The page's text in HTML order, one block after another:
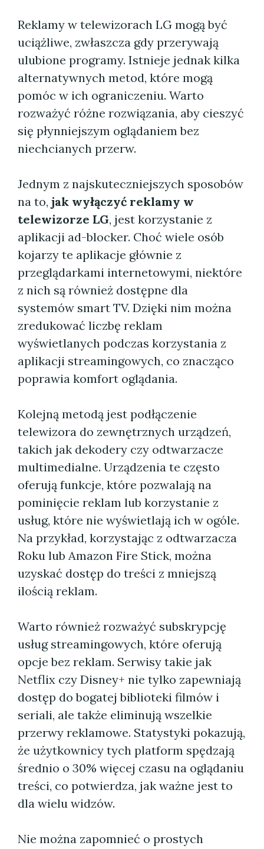
Reklamy w telewizorach LG mogą być
uciążliwe, zwłaszcza gdy przerywają
ulubione programy. Istnieje jednak kilka
alternatywnych metod, które mogą
pomóc w ich ograniczeniu. Warto
rozważyć różne rozwiązania, aby cieszyć
się płynniejszym oglądaniem bez
niechcianych przerw.
Jednym z najskuteczniejszych sposobów
na to, jak wyłączyć reklamy w
telewizorze LG, jest korzystanie z
aplikacji ad-blocker. Choć wiele osób
kojarzy te aplikacje głównie z
przeglądarkami internetowymi, niektóre
z nich są również dostępne dla
systemów smart TV. Dzięki nim można
zredukować liczbę reklam
wyświetlanych podczas korzystania z
aplikacji streamingowych, co znacząco
poprawia komfort oglądania.
Kolejną metodą jest podłączenie
telewizora do zewnętrznych urządzeń,
takich jak dekodery czy odtwarzacze
multimedialne. Urządzenia te często
oferują funkcje, które pozwalają na
pominięcie reklam lub korzystanie z
usług, które nie wyświetlają ich w ogóle.
Na przykład, korzystając z odtwarzacza
Roku lub Amazon Fire Stick, można
uzyskać dostęp do treści z mniejszą
ilością reklam.
Warto również rozważyć subskrypcję
usług streamingowych, które oferują
opcje bez reklam. Serwisy takie jak
Netflix czy Disney+ nie tylko zapewniają
dostęp do bogatej biblioteki filmów i
seriali, ale także eliminują wszelkie
przerwy reklamowe. Statystyki pokazują,
że użytkownicy tych platform spędzają
średnio o 30% więcej czasu na oglądaniu
treści, co potwierdza, jak ważne jest to
dla wielu widzów.
Nie można zapomnieć o prostych